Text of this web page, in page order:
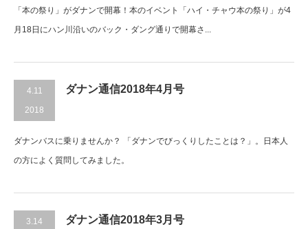
「本の祭り」がダナンで開幕！本のイベント「ハイ・チャウ本の祭り」が4
月18日にハン川沿いのバック・ダング通りで開幕さ...
4.11
2018
ダナン通信2018年4月号
ダナンバスに乗りませんか？ 「ダナンでびっくりしたことは？」。日本人
の方によく質問してみました。
3.14
ダナン通信2018年3月号